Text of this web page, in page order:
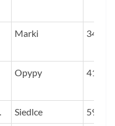
Marki 34
Opypy 41
Siedlce 59